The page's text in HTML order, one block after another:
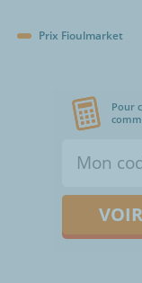
Prix Fioulmarket
Pour